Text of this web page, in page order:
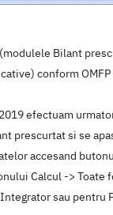
Bilant
conform
efectuam
prescurtat si se
accesand
Calcul -> Toate
sau pentru